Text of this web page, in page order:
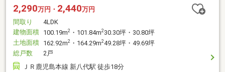
2,290万円・ 2,440万円
間取り
4LDK
建物面積 100.19m2 ・101.84m2 30.30坪・30.80坪
土地面積 162.92m2 ・164.29m249.28坪・49.69坪
総戸数
2戸
ＪＲ鹿児島本線 新八代駅 徒歩18分